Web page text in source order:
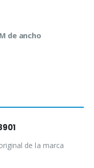
de ancho
de la marca